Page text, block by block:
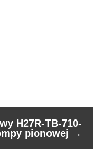
H27R-TB-710-
pionowej →